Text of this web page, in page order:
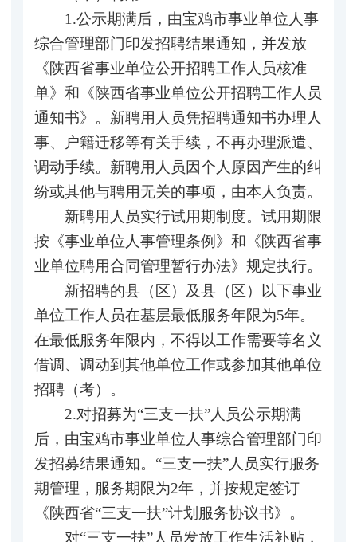
1.公示期满后，由宝鸡市事业单位人事
综合管理部门印发招聘结果通知，并发放
《陕西省事业单位公开招聘工作人员核准
单》和《陕西省事业单位公开招聘工作人员
通知书》。新聘用人员凭招聘通知书办理人
事、户籍迁移等有关手续，不再办理派遣、
调动手续。新聘用人员因个人原因产生的纠
纷或其他与聘用无关的事项，由本人负责。
新聘用人员实行试用期制度。试用期限
按《事业单位人事管理条例》和《陕西省事
业单位聘用合同管理暂行办法》规定执行。
新招聘的县（区）及县（区）以下事业
单位工作人员在基层最低服务年限为5年。
在最低服务年限内，不得以工作需要等名义
借调、调动到其他单位工作或参加其他单位
招聘（考）。
2.对招募为“三支一扶”人员公示期满
后，由宝鸡市事业单位人事综合管理部门印
发招募结果通知。“三支一扶”人员实行服务
期管理，服务期限为2年，并按规定签订
《陕西省“三支一扶”计划服务协议书》。
对“三支一扶”人员发放工作生活补贴，